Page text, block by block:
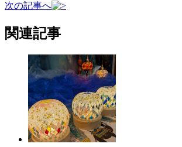
次の記事へ
関連記事